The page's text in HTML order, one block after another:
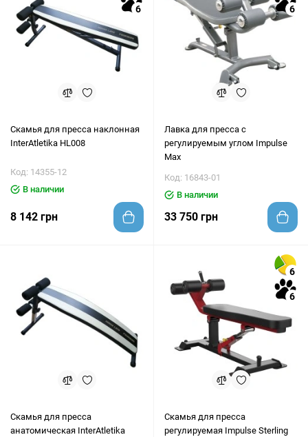
6
Скамья для пресса наклонная
InterAtletika HL008
Код: 14355-12
В наличии
8 142 грн
6
Лавка для пресса с
регулируемым углом Impulse
Max
Код: 16843-01
В наличии
33 750 грн
Скамья для пресса
анатомическая InterAtletika
6
6
Скамья для пресса
регулируемая Impulse Sterling